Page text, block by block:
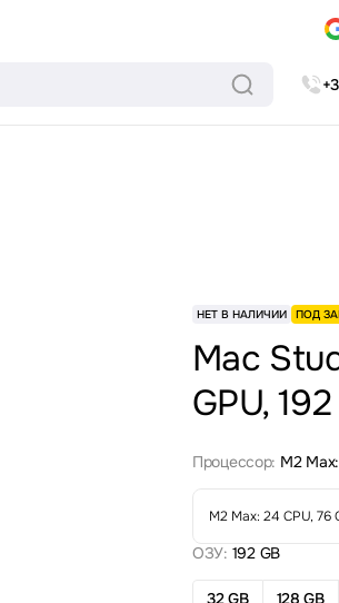
НЕТ В НАЛИЧИИ ПОД
Mac
GPU,
Процессор: M2
M2 Max: 24 CPU, 76
ОЗУ: 192 GB
32 GB 128 GB